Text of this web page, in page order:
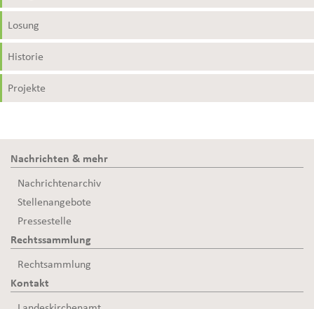
Losung
Historie
Projekte
Nachrichten & mehr
Nachrichtenarchiv
Stellenangebote
Pressestelle
Rechtssammlung
Rechtsammlung
Kontakt